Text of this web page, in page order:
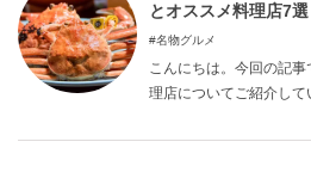
エリア
とオススメ料理店7選
名物グルメ
こんにちは。今回の記
理店についてご紹介し
はりカニが有名で多く
しれません。日本海の